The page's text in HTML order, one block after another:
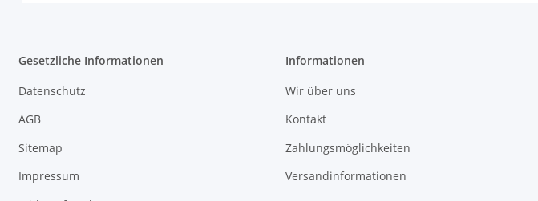
Gesetzliche Informationen
Datenschutz
AGB
Sitemap
Impressum
Informationen
Wir über uns
Kontakt
Zahlungsmöglichkeiten
Versandinformationen